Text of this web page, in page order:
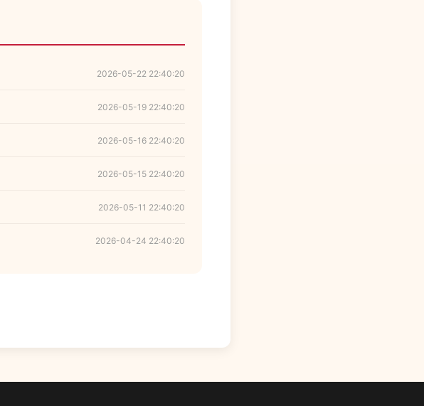
2026-05-22 22:40:20
2026-05-19 22:40:20
2026-05-16 22:40:20
2026-05-15 22:40:20
2026-05-11 22:40:20
2026-04-24 22:40:20